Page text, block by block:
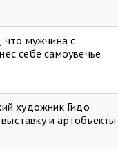
мужчина с
себе самоувечье
художник Гидо
выставку и артобъекты